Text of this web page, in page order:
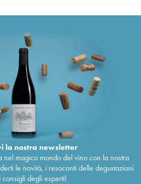
la nostra newsletter
nel magico mondo del vino con la nostra
le novità, i resoconti delle degustazioni
consigli degli esperti!